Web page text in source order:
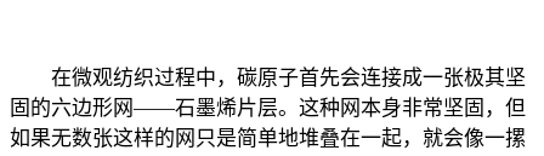
在微观纺织过程中，碳原子首先会连接成一张极其坚
固的六边形网——石墨烯片层。这种网本身非常坚固，但
如果无数张这样的网只是简单地堆叠在一起，就会像一摞